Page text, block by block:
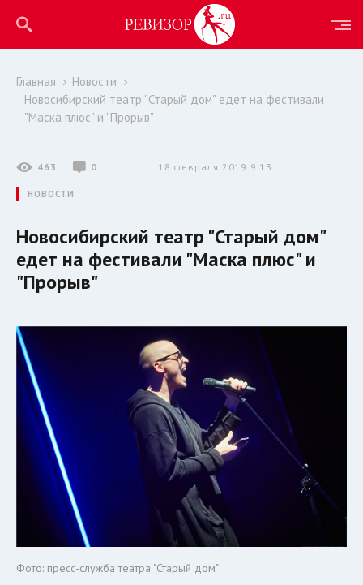
Главная
Новости
Новосибирский театр "Старый дом" едет на фестивали
"Маска плюс" и "Прорыв"
463 0 18 февраля 2019 9:13
НОВОСТИ
Новосибирский театр "Старый дом"
едет на фестивали "Маска плюс" и
"Прорыв"
Фото: пресс-служба театра "Старый дом"